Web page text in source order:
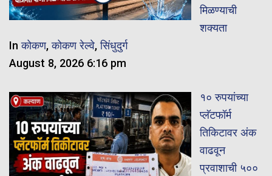
मिळण्याची
शक्यता
Inकोकण,कोकण रेल्वे,सिंधुदुर्ग
August 8, 2026 6:16 pm
१० रुपयांच्या
प्लॅटफॉर्म
तिकिटावर अंक
वाढवून
प्रवाशाची ५००